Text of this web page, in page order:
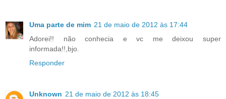
Uma parte de mim 21 de maio de 2012 às 17:44
Adorei!! não conhecia e vc me deixou super
informada!!,bjo.
Responder
Unknown 21 de maio de 2012 às 18:45